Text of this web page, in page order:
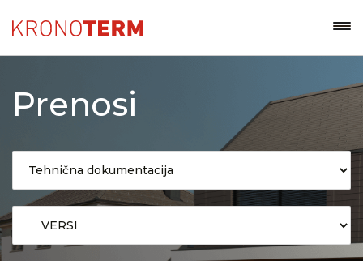
Prenosi